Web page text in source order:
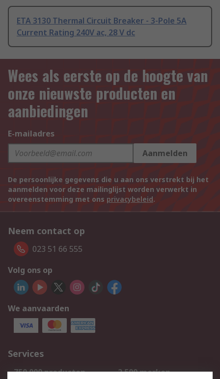
ETA 3130 Thermal Circuit Breaker - 3-Pole 5A
Current Rating 240V ac, 28 V dc
Wees als eerste op de hoogte van
onze nieuwste producten en
aanbiedingen
E-mailadres
Aanmelden
De persoonlijke gegevens die u aan ons verstrekt bij het
aanmelden voor deze mailinglijst worden verwerkt in
overeenstemming met ons privacybeleid.
Neem contact op
023 51 66 555
Volg ons op
We aanvaarden
Services
750.000 producten
2.500 merken